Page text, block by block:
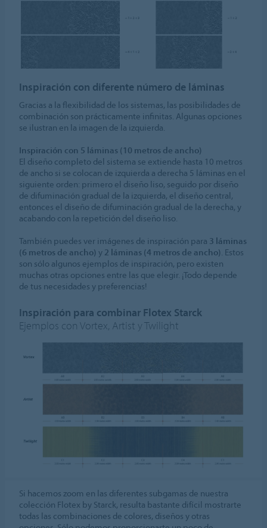
Inspiración con diferente número de láminas
Gracias a la flexibilidad de los sistemas, las posibilidades de
combinación son prácticamente infinitas. Algunas opciones
se ilustran en la imagen de la izquierda.
Inspiración con 5 láminas (10 metros de ancho)
El diseño completo del sistema se extiende hasta 10 metros
de ancho si se colocan de izquierda a derecha 5 láminas en el
siguiente orden: primero el diseño liso, seguido por diseño
de difuminación gradual de la izquierda, el diseño central,
entonces el diseño de difuminación gradual de la derecha, y
acabando con la repetición del diseño liso.
También puedes ver imágenes de inspiración para 3 láminas
(6 metros de ancho) y 2 láminas (4 metros de ancho). Estos
son sólo algunos ejemplos de inspiración, pero existen
muchas otras opciones entre las que elegir. ¡Todo depende
de tus necesidades y preferencias!
Inspiración para combinar Flotex Starck
Ejemplos con Vortex, Artist y Twilight
Si hacemos zoom en las diferentes subgamas de nuestra
colección Flotex by Starck, resulta bastante difícil mostrarte
todas las combinaciones de colores, diseños y otras